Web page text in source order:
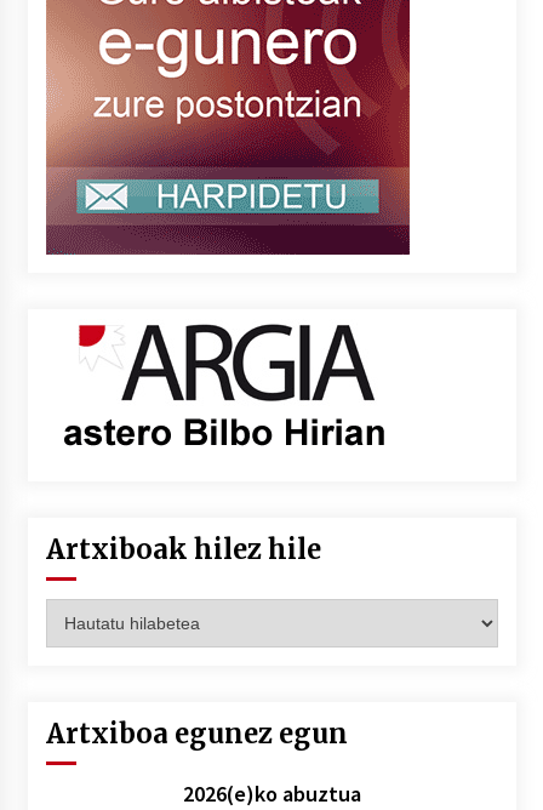
Artxiboak hilez hile
hilez
Artxiboa egunez egun
2026(e)ko abuztua